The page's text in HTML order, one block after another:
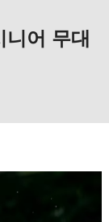
어 무대